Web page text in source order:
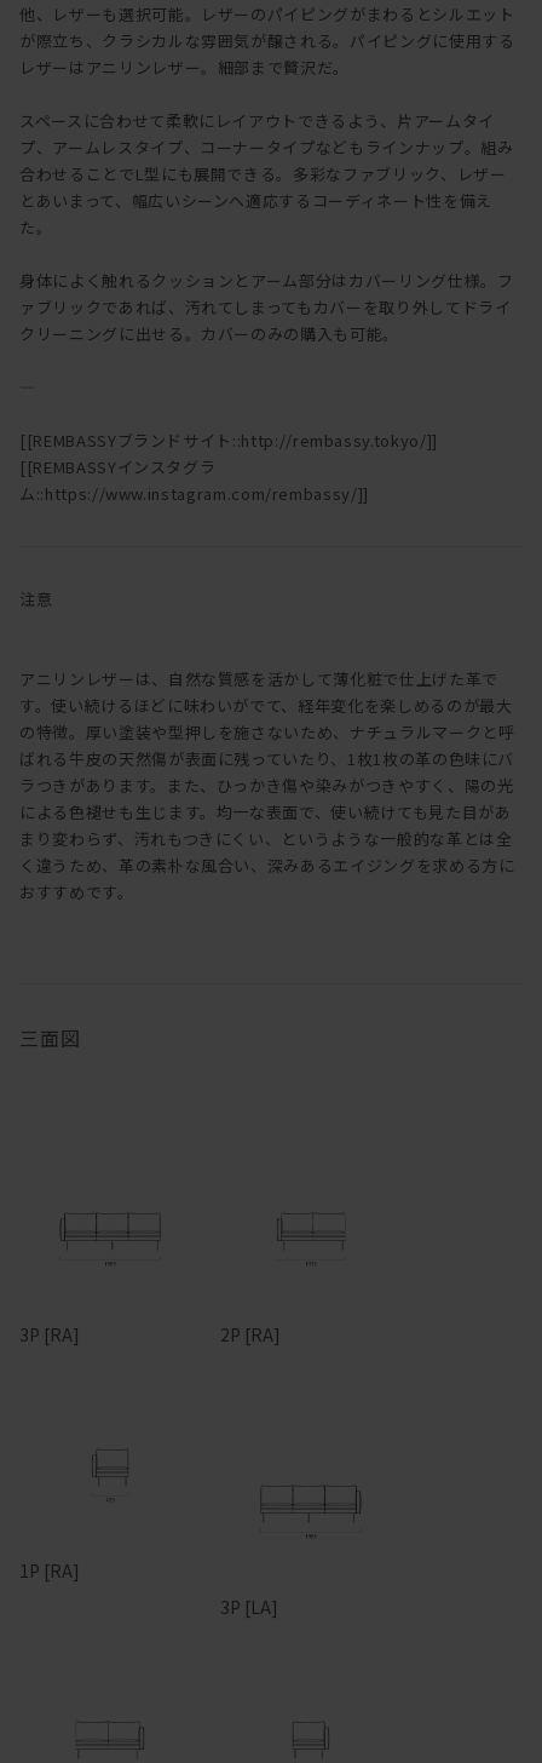
他、レザーも選択可能。レザーのパイピングがまわるとシルエット
が際立ち、クラシカルな雰囲気が醸される。パイピングに使用する
レザーはアニリンレザー。細部まで贅沢だ。
スペースに合わせて柔軟にレイアウトできるよう、片アームタイ
プ、アームレスタイプ、コーナータイプなどもラインナップ。組み
合わせることでL型にも展開できる。多彩なファブリック、レザー
とあいまって、幅広いシーンへ適応するコーディネート性を備え
た。
身体によく触れるクッションとアーム部分はカバーリング仕様。フ
ァブリックであれば、汚れてしまってもカバーを取り外してドライ
クリーニングに出せる。カバーのみの購入も可能。
[[REMBASSYブランドサイト::http://rembassy.tokyo/]]
[[REMBASSYインスタグラ
ム::https://www.instagram.com/rembassy/]]
注意
アニリンレザーは、自然な質感を活かして薄化粧で仕上げた革で
す。使い続けるほどに味わいがでて、経年変化を楽しめるのが最大
の特徴。厚い塗装や型押しを施さないため、ナチュラルマークと呼
ばれる牛皮の天然傷が表面に残っていたり、1枚1枚の革の色味にバ
ラつきがあります。また、ひっかき傷や染みがつきやすく、陽の光
による色褪せも生じます。均一な表面で、使い続けても見た目があ
まり変わらず、汚れもつきにくい、というような一般的な革とは全
く違うため、革の素朴な風合い、深みあるエイジングを求める方に
おすすめです。
三面図
3P [RA] 2P [RA]
1P [RA]
3P [LA]